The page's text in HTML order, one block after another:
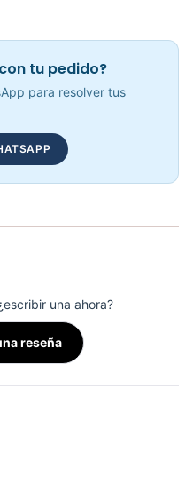
LB Ajustables
tu pedido?
para resolver tus
una ahora?
reseña(Se
abre
en
nueva